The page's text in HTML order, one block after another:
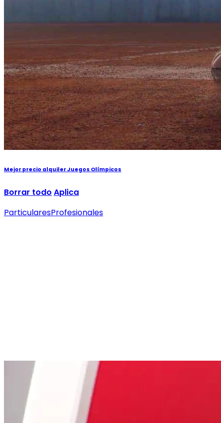
Mejor precio alquiler Juegos Olímpicos
Borrar todo Aplica
ParticularesProfesionales